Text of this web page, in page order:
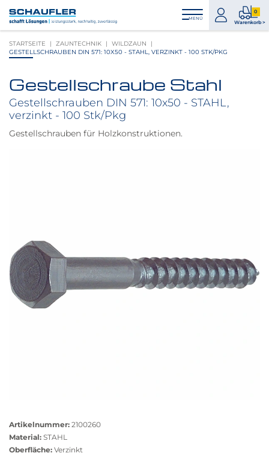
Inhalt
Hauptnavigation
Footernavigation
Logo
Schaufler
verlinkt
zur
MENÜ
zum
Konto
0
Warenkorb >
0
STARTSEITE ZAUNTECHNIK
WILDZAUN
GESTELLSCHRAUBEN DIN 571: 10X50 - STAHL, VERZINKT - 100 STK/PKG
Produktbilder
Gestellschraube Stahl
Gestellschrauben DIN 571: 10x50 - STAHL,
verzinkt - 100 Stk/Pkg
Gestellschrauben für Holzkonstruktionen.
anzeigen
Artikelnummer: 2100260
Material: STAHL
Oberfläche: Verzinkt